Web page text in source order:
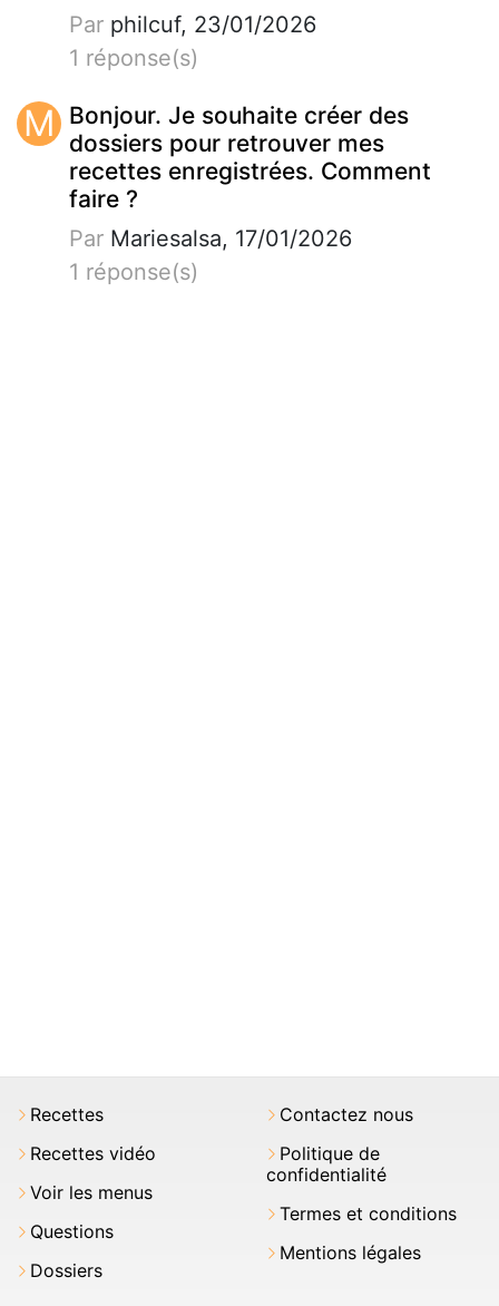
Par philcuf, 23/01/2026
1 réponse(s)
M Bonjour. Je souhaite créer des
dossiers pour retrouver mes
recettes enregistrées. Comment
faire ?
Par Mariesalsa, 17/01/2026
1 réponse(s)
Recettes
Recettes vidéo
Voir les menus
Questions
Dossiers
Contactez nous
Politique de
confidentialité
Termes et conditions
Mentions légales